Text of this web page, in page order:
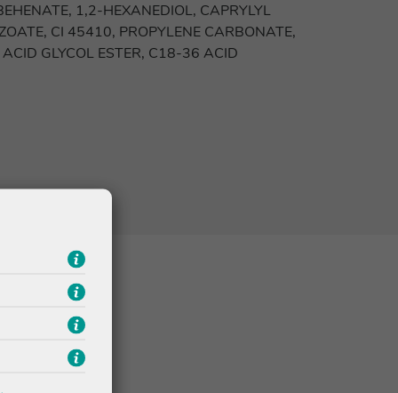
1,2-HEXANEDIOL, CAPRYLYL
CI 45410, PROPYLENE CARBONATE,
GLYCOL ESTER, C18-36 ACID